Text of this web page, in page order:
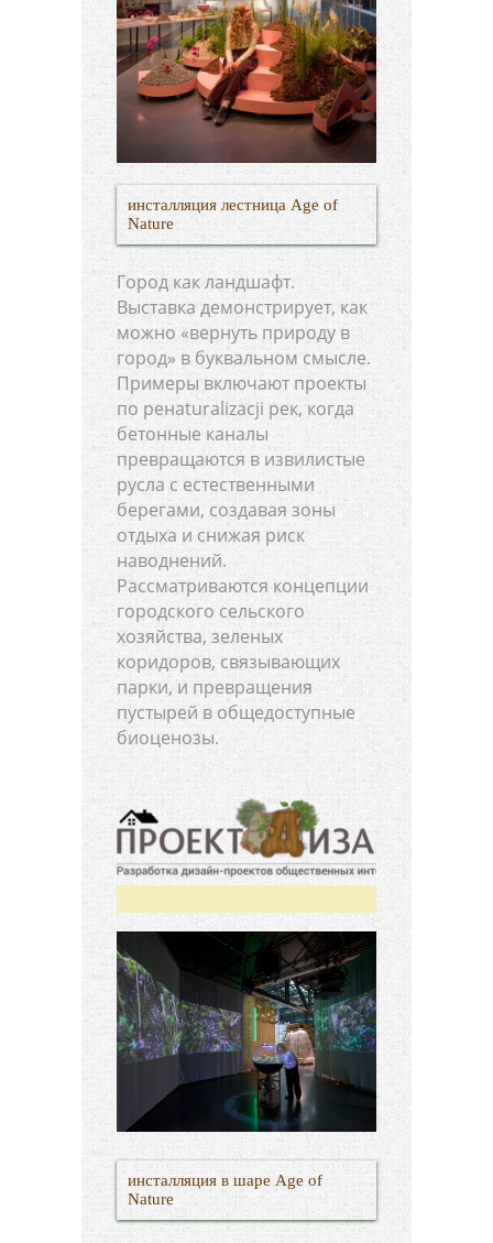
инсталляция лестница Age of
Nature
Город как ландшафт.
Выставка демонстрирует, как
можно «вернуть природу в
город» в буквальном смысле.
Примеры включают проекты
по ренaturalizacji рек, когда
бетонные каналы
превращаются в извилистые
русла с естественными
берегами, создавая зоны
отдыха и снижая риск
наводнений.
Рассматриваются концепции
городского сельского
хозяйства, зеленых
коридоров, связывающих
парки, и превращения
пустырей в общедоступные
биоценозы.
инсталляция в шаре Age of
Nature